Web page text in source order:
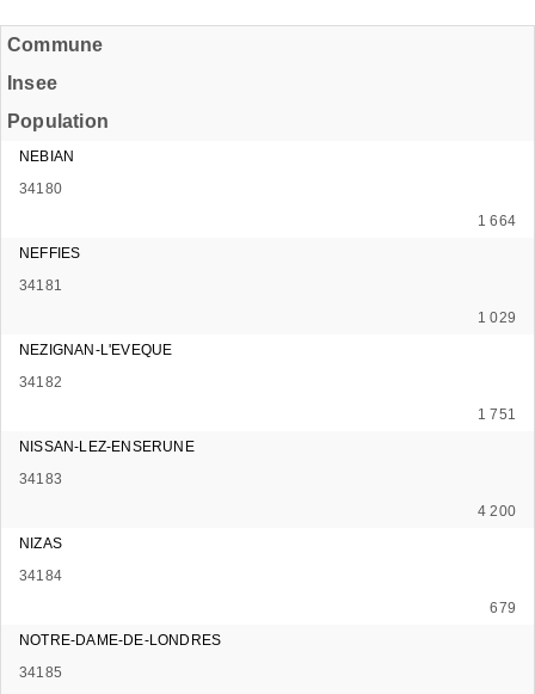
Commune
Insee
Population
NEBIAN
34180
1 664
NEFFIES
34181
1 029
NEZIGNAN-L'EVEQUE
34182
1 751
NISSAN-LEZ-ENSERUNE
34183
4 200
NIZAS
34184
679
NOTRE-DAME-DE-LONDRES
34185